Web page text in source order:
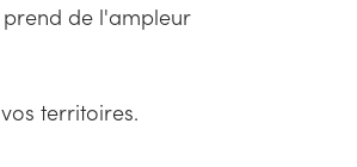
de l'ampleur
territoires.